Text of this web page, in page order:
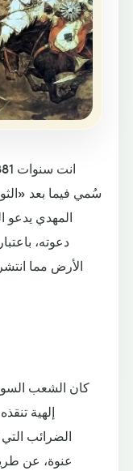
سُمي فيما بعد
المهدي
دعوته،
الأرض مما
كان الشعب
إلهية
الضرائب التي
عنوة، عن